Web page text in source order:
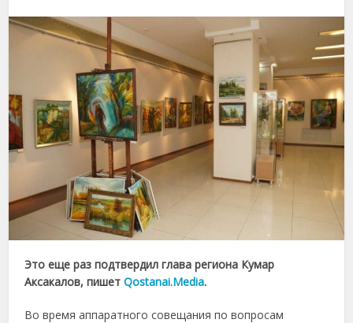
Это еще раз подтвердил глава региона Кумар
Аксакалов, пишетQostanai.Media.
Во время аппаратного совещания по вопросам